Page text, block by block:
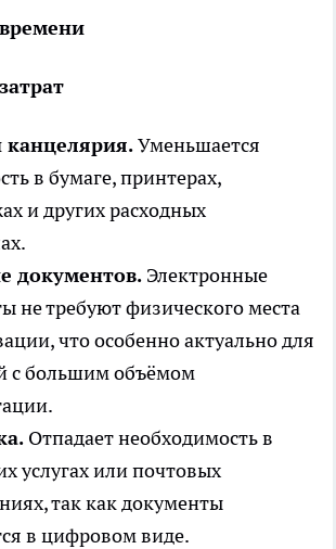
канцелярия.Уменьшается
в бумаге, принтерах,
и других расходных
документов. Электронные
не требуют физического места
что особенно актуально для
с большим объёмом
Отпадает необходимость в
услугах или почтовых
так как документы
в цифровом виде.